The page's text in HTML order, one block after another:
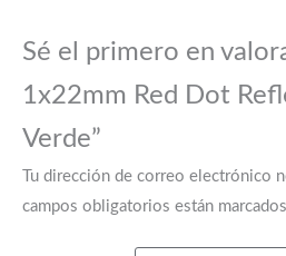
Sé el primero en
1x22mm Red Dot
Verde”
Tu dirección de correo electrónico
campos obligatorios están